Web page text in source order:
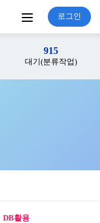
로그인
915
대기(분류작업)
DB활용